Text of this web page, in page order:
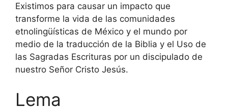
Existimos para causar un impacto que
transforme la vida de las comunidades
etnolingüísticas de México y el mundo por
medio de la traducción de la Biblia y el Uso de
las Sagradas Escrituras por un discipulado de
nuestro Señor Cristo Jesús.
Lema